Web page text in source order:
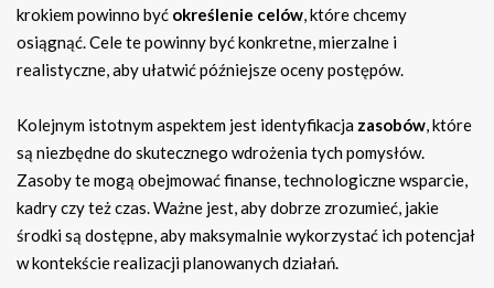
krokiem powinno być określenie celów, które chcemy
osiągnąć. Cele te powinny być konkretne, mierzalne i
realistyczne, aby ułatwić późniejsze oceny postępów.
Kolejnym istotnym aspektem jest identyfikacja zasobów, które
są niezbędne do skutecznego wdrożenia tych pomysłów.
Zasoby te mogą obejmować finanse, technologiczne wsparcie,
kadry czy też czas. Ważne jest, aby dobrze zrozumieć, jakie
środki są dostępne, aby maksymalnie wykorzystać ich potencjał
w kontekście realizacji planowanych działań.